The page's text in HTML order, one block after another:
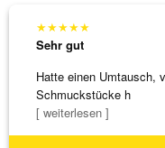
★★★★★
Sehr gut
Hatte einen Umtausch,
Schmuckstücke h
[ weiterlesen ]